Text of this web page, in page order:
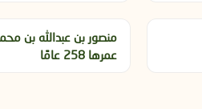
منصور بن عبدالله بن
عمرها 258 عامًا